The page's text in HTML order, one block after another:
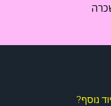
נוסף?